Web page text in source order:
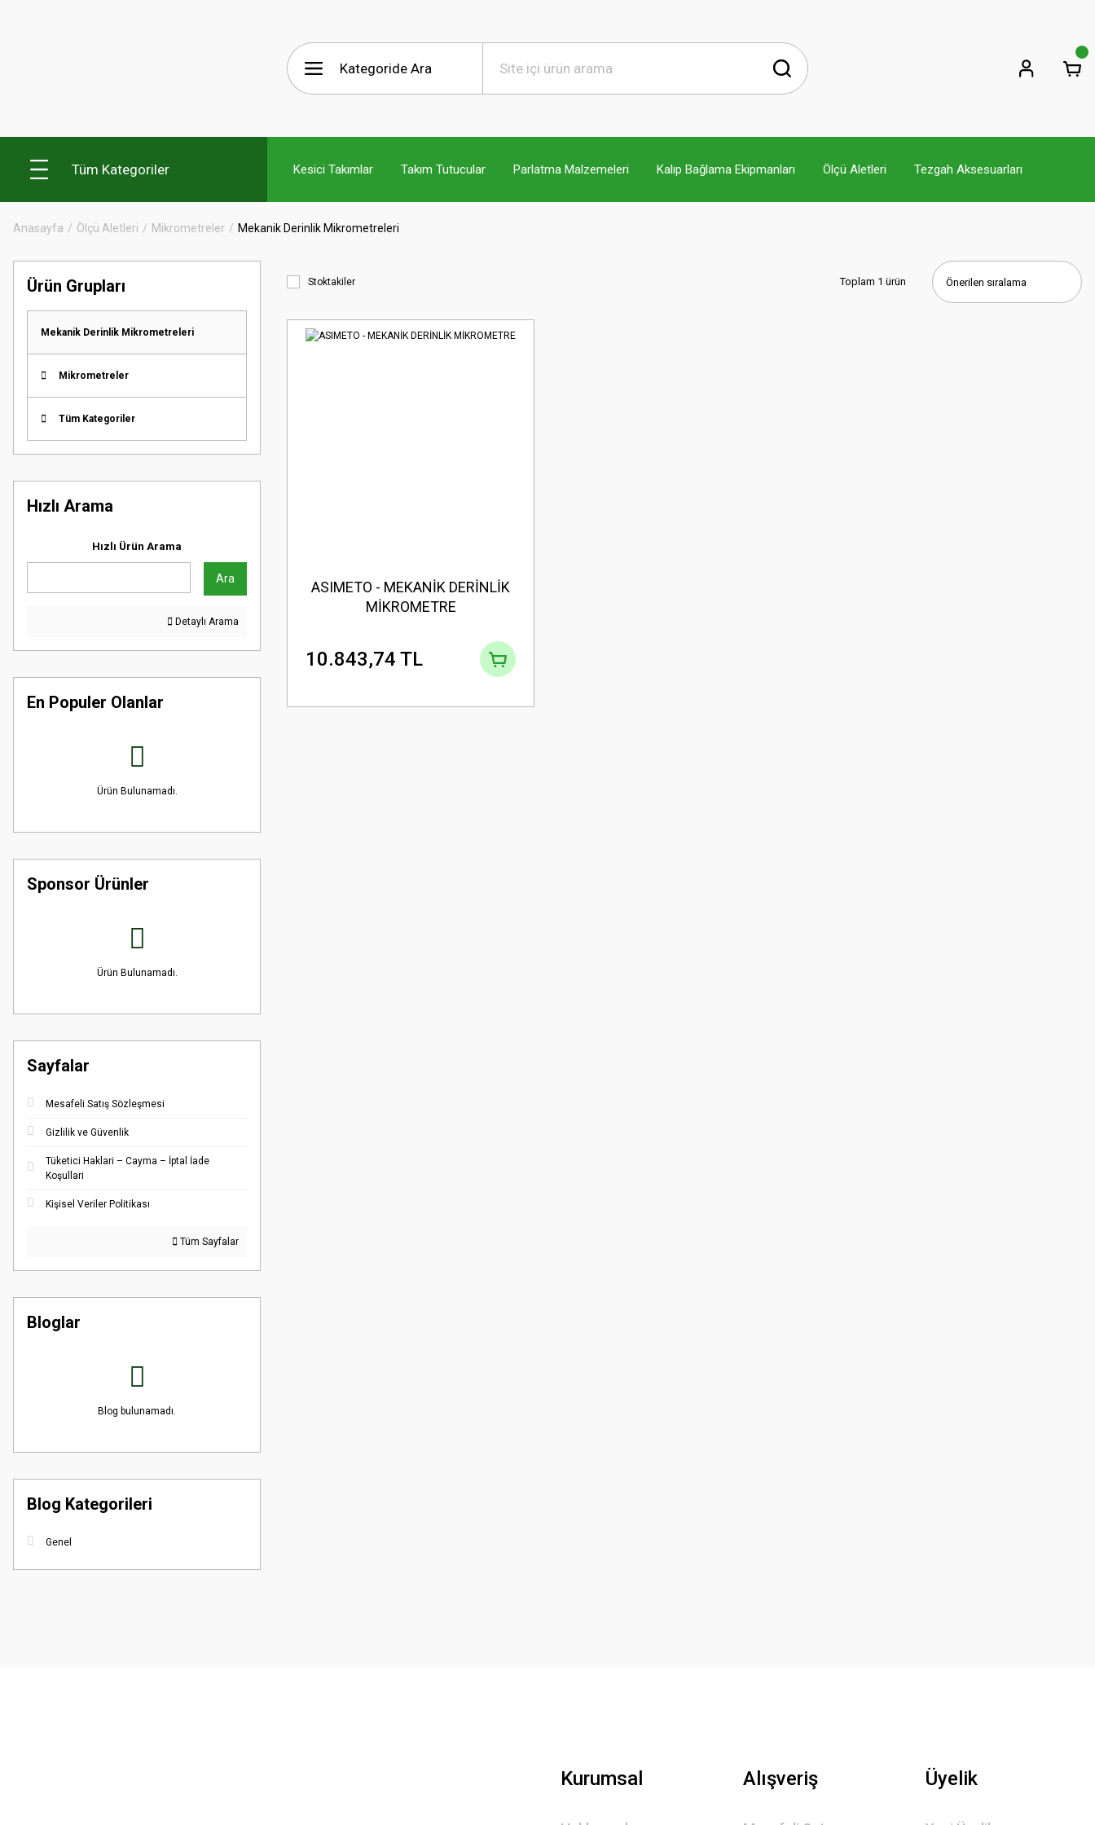
Tüm Kategoriler Kesici Takımlar Takım Tutucular Parlatma Malzemeleri Kalıp Bağlama Ekipmanları Ölçü Aletleri Tezgah Aksesuarları
Anasayfa Ölçü Aletleri Mikrometreler Mekanik Derinlik Mikrometreleri
Ürün Grupları
Mekanik Derinlik Mikrometreleri
Mikrometreler
Tüm Kategoriler
Hızlı Arama
Hızlı Ürün Arama
Ara
Detaylı Arama
En Populer Olanlar
Ürün Bulunamadı.
Sponsor Ürünler
Ürün Bulunamadı.
Sayfalar
Mesafeli Satış Sözleşmesi
Gizlilik ve Güvenlik
Tüketici Haklari – Cayma – İptal İade
Koşullari
Kişisel Veriler Politikası
Tüm Sayfalar
Bloglar
Blog bulunamadı.
Blog Kategorileri
Genel
Stoktakiler Toplam 1 ürün
ASIMETO - MEKANİK DERİNLİK
MİKROMETRE
10.843,74 TL
Kurumsal Alışveriş Üyelik